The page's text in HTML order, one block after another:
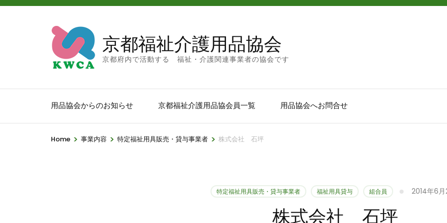
京都福祉介護用品協会
京都府内で活動する 福祉・介護関連事業者の協会です
用品協会からのお知らせ 京都福祉介護用品協会員一覧 用品協会へお問合せ
Home > 事業内容 > 特定福祉用具販売・貸与事業者 > 株式会社 石坪
特定福祉用具販売・貸与事業者 福祉用具貸与 組合員 2014年6
株式会社 石坪